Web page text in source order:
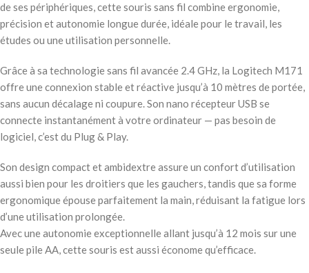
de ses périphériques, cette souris sans fil combine ergonomie,
précision et autonomie longue durée, idéale pour le travail, les
études ou une utilisation personnelle.
Grâce à sa technologie sans fil avancée 2.4 GHz, la Logitech M171
offre une connexion stable et réactive jusqu’à 10 mètres de portée,
sans aucun décalage ni coupure. Son nano récepteur USB se
connecte instantanément à votre ordinateur — pas besoin de
logiciel, c’est du Plug & Play.
Son design compact et ambidextre assure un confort d’utilisation
aussi bien pour les droitiers que les gauchers, tandis que sa forme
ergonomique épouse parfaitement la main, réduisant la fatigue lors
d’une utilisation prolongée.
Avec une autonomie exceptionnelle allant jusqu’à 12 mois sur une
seule pile AA, cette souris est aussi économe qu’efficace.